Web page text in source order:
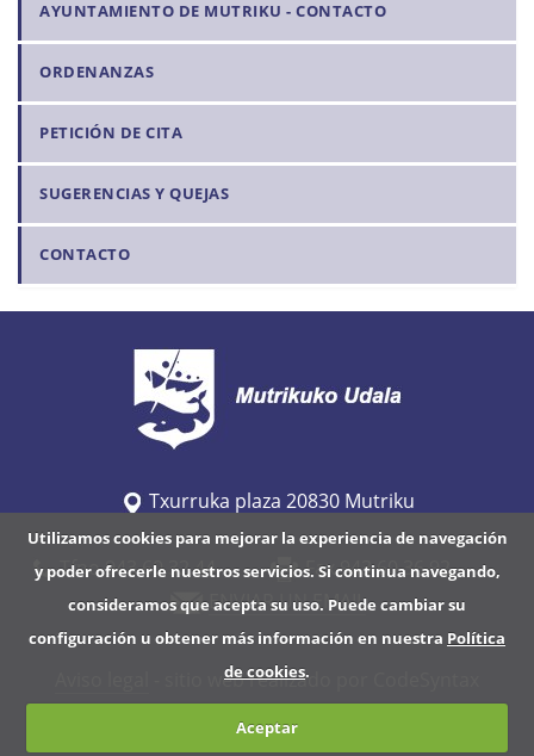
Utilizamos cookies para mejorar la experiencia de navegación
y poder ofrecerle nuestros servicios. Si continua navegando,
consideramos que acepta su uso. Puede cambiar su
configuración u obtener más información en nuestra Política
de cookies.
Aceptar
AYUNTAMIENTO DE MUTRIKU - CONTACTO
ORDENANZAS
PETICIÓN DE CITA
SUGERENCIAS Y QUEJAS
CONTACTO
Txurruka plaza 20830 Mutriku
Tfno 943 60 32 44
Fax 943 60 36 92
ENVIAR UN EMAIL
- sitio web realizado por CodeSyntax